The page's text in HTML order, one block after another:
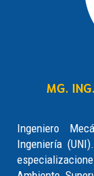
MG.
Ingeniero
Ingeniería